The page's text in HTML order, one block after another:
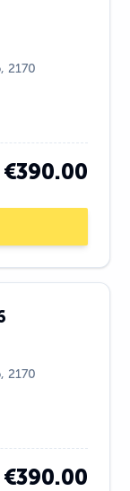
2170
€390.00
2170
€390.00